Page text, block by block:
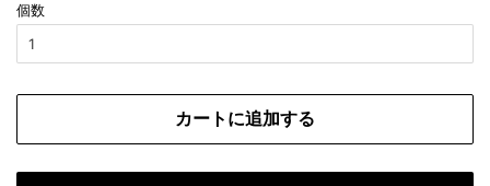
個数
カートに追加する